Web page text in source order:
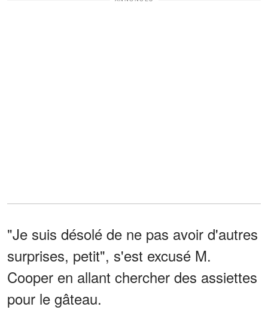
"Je suis désolé de ne pas avoir d'autres
surprises, petit", s'est excusé M.
Cooper en allant chercher des assiettes
pour le gâteau.